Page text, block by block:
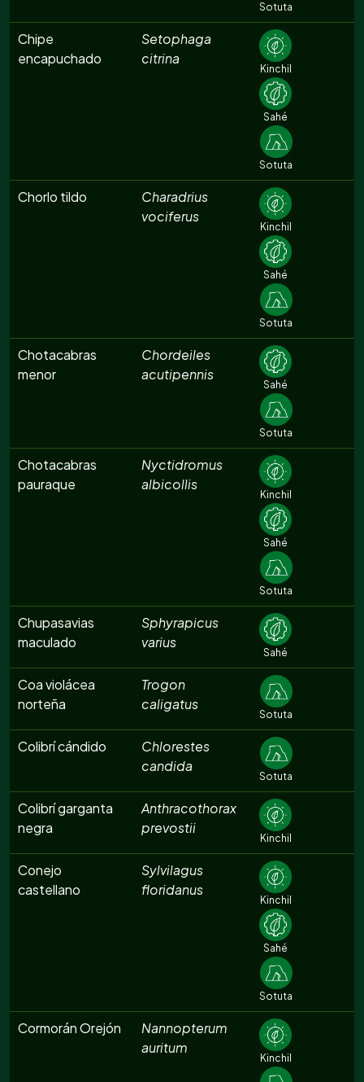
Sotuta
Chipe
encapuchado
Setophaga
citrina
Kinchil
Sahé
Sotuta
Chorlo tildo
Charadrius
vociferus
Kinchil
Sahé
Sotuta
Chotacabras
menor
Chordeiles
acutipennis
Sahé
Sotuta
Chotacabras
pauraque
Nyctidromus
albicollis
Kinchil
Sahé
Sotuta
Chupasavias
maculado
Sphyrapicus
varius
Sahé
Coa violácea
norteña
Trogon
caligatus
Sotuta
Colibrí cándido
Chlorestes
candida
Sotuta
Colibrí garganta
negra
Anthracothorax
prevostii
Kinchil
Conejo
castellano
Sylvilagus
floridanus
Kinchil
Sahé
Sotuta
Cormorán Orejón
Nannopterum
auritum
Kinchil